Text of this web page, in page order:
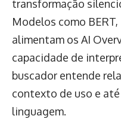
transformação
Modelos como
alimentam os AI
capacidade de
buscador entende
contexto de uso e
linguagem.